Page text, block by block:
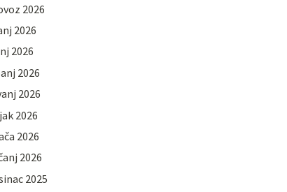
2026
2026
2026
2026
2026
2026
2026
2026
2025